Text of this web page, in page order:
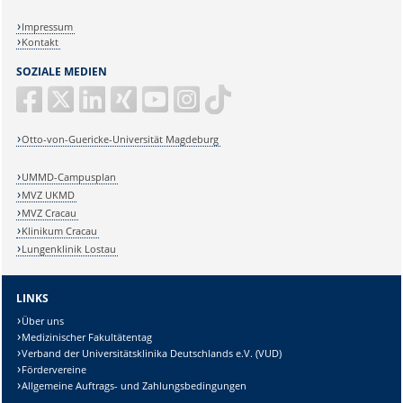
SOZIALE MEDIEN
Otto-von-Guericke-Universität Magdeburg
Impressum
Kontakt
UMMD-Campusplan
MVZ UKMD
MVZ Cracau
Klinikum Cracau
Lungenklinik Lostau
LINKS
Über uns
Medizinischer Fakultätentag
Verband der Universitätsklinika Deutschlands e.V. (VUD)
Fördervereine
Allgemeine Auftrags- und Zahlungsbedingungen